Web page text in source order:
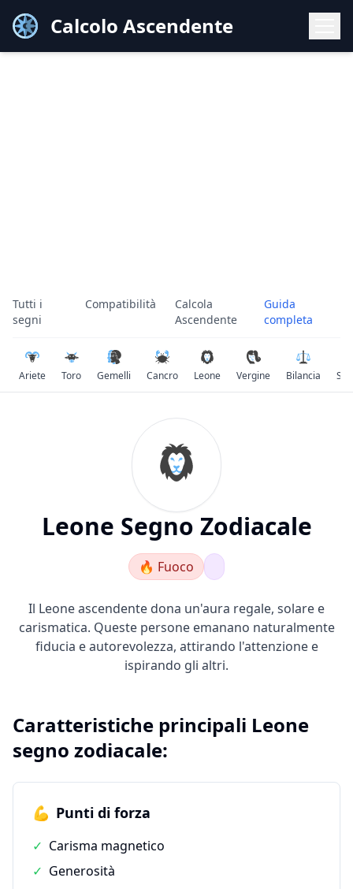
Calcolo Ascendente
Tutti i
segni
Compatibilità
Calcola
Ascendente
Guida
completa
Ariete Toro Gemelli Cancro Leone Vergine Bilancia
Leone Segno Zodiacale
🔥 Fuoco
Il Leone ascendente dona un'aura regale, solare e
carismatica. Queste persone emanano naturalmente
fiducia e autorevolezza, attirando l'attenzione e
ispirando gli altri.
Caratteristiche principali Leone
segno zodiacale:
💪 Punti di forza
✓ Carisma magnetico
✓ Generosità